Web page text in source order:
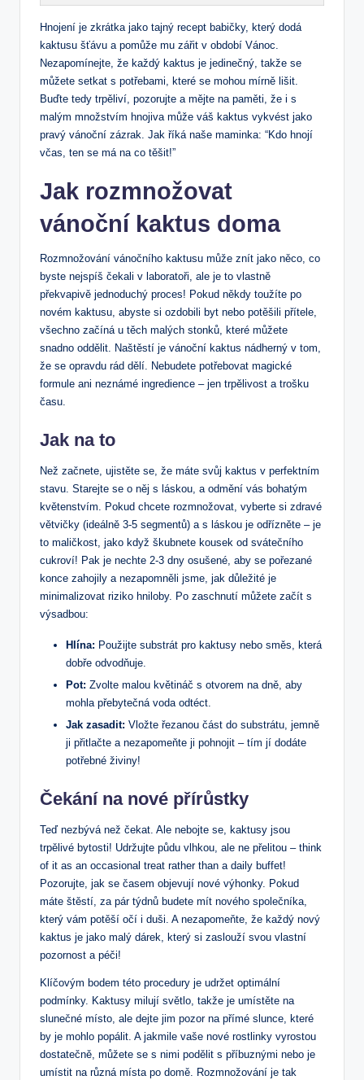
Hnojení je zkrátka jako tajný recept babičky, který dodá
kaktusu‌ šťávu a pomůže mu zářit v období Vánoc.
Nezapomínejte, ‌že každý kaktus‌ je jedinečný, takže se
můžete setkat s⁢ potřebami, které se mohou mírně lišit.⁢
Buďte tedy trpěliví, pozorujte ‍a mějte na paměti, že ⁢i s
malým ⁢množstvím hnojiva může váš kaktus​ vykvést jako ​
pravý vánoční zázrak. Jak říká ​naše maminka: “Kdo hnojí
včas, ten se má na co těšit!”
Jak rozmnožovat
vánoční kaktus ​doma
Rozmnožování vánočního kaktusu může znít jako​ něco, co
byste nejspíš čekali v laboratoři, ale je to vlastně
překvapivě jednoduchý proces! Pokud někdy toužíte ‌po
novém kaktusu, abyste⁢ si​ ozdobili byt nebo potěšili přítele,
všechno ‌začíná u⁣ těch ‍malých stonků,⁤ které můžete
snadno oddělit. Naštěstí⁢ je vánoční ⁤kaktus nádherný v tom,
že ‌se opravdu rád dělí. Nebudete‍ potřebovat magické
formule ‌ani neznámé ingredience – jen ⁤trpělivost a trošku
času.
Jak ‌na to
Než začnete, ujistěte se, že máte svůj kaktus v perfektním
stavu. Starejte se o něj s láskou, a odmění vás⁣ bohatým
květenstvím. Pokud chcete rozmnožovat, vyberte ‍si zdravé
⁣větvičky (ideálně ‍3-5 segmentů) a s láskou je odřízněte – je⁣
to maličkost, jako když škubnete⁣ kousek od svátečního
cukroví! Pak je nechte 2-3 dny ‍osušené, aby se pořezané
konce⁣ zahojily a​ nezapomněli jsme, jak důležité je​
minimalizovat riziko⁣ hniloby. Po zaschnutí můžete začít s
výsadbou:
Hlína: Použijte substrát pro kaktusy nebo směs, která
dobře odvodňuje.
Pot: Zvolte malou květináč s otvorem⁣ na dně, aby
mohla přebytečná voda‍ odtéct.
Jak zasadit: ‌Vložte‍ řezanou část do substrátu, jemně
ji přitlačte a‌ nezapomeňte ji pohnojit ‍– tím jí dodáte‌
potřebné živiny!
Čekání na nové přírůstky
Teď nezbývá než ⁤čekat. Ale nebojte se, kaktusy jsou
trpělivé bytosti! Udržujte půdu vlhkou, ale ⁣ne přelitou – think
of‌ it as an occasional treat rather than a⁤ daily buffet!
Pozorujte, jak se časem objevují nové výhonky. Pokud
máte štěstí, za pár týdnů budete ⁢mít nového společníka,
který vám‍ potěší ⁢očí i duši. A nezapomeňte, že každý ⁣nový
kaktus‍ je jako malý‌ dárek, který‍ si zaslouží svou vlastní
pozornost a péči!
Klíčovým bodem této procedury ‍je udržet optimální
podmínky. Kaktusy ​milují světlo, takže‍ je ‍umístěte na
slunečné místo, ⁤ale dejte jim pozor⁢ na ⁢přímé slunce, které
by je mohlo popálit. A jakmile vaše nové rostlinky vyrostou
dostatečně, můžete se⁣ s nimi podělit s příbuznými nebo​ je⁤
umístit na různá místa po ​domě. Rozmnožování je tak